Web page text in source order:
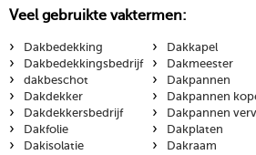
Veel gebruikte vaktermen:
›
Dakbedekking
› Dakbedekkingsbedrijf
› dakbeschot
› Dakdekker
› Dakdekkersbedrijf
› Dakfolie
› Dakisolatie
› Dakkapel
› Dakmeester
› Dakpannen
› Dakpannen
› Dakpannen
› Dakplaten
› Dakraam